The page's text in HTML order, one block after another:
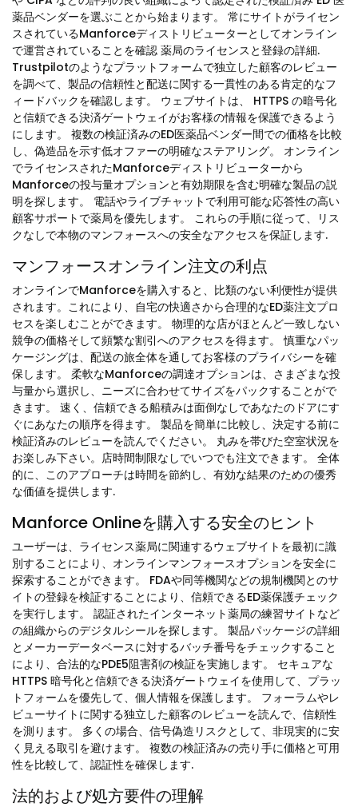
薬品ベンダーを選ぶことから始まります。 常にサイトがライセン
スされているManforceディストリビューターとしてオンライン
で運営されていることを確認 薬局のライセンスと登録の詳細.
Trustpilotのようなプラットフォームで独立した顧客のレビュー
を調べて、製品の信頼性と配送に関する一貫性のある肯定的なフ
ィードバックを確認します。 ウェブサイトは、 HTTPS の暗号化
と信頼できる決済ゲートウェイがお客様の情報を保護できるよう
にします。 複数の検証済みのED医薬品ベンダー間での価格を比較
し、偽造品を示す低オファーの明確なステアリング。 オンライン
でライセンスされたManforceディストリビューターから
Manforceの投与量オプションと有効期限を含む明確な製品の説
明を探します。 電話やライブチャットで利用可能な応答性の高い
顧客サポートで薬局を優先します。 これらの手順に従って、リス
クなしで本物のマンフォースへの安全なアクセスを保証します.
マンフォースオンライン注文の利点
オンラインでManforceを購入すると、比類のない利便性が提供
されます。これにより、自宅の快適さから合理的なED薬注文プロ
セスを楽しむことができます。 物理的な店がほとんど一致しない
競争の価格そして頻繁な割引へのアクセスを得ます。 慎重なパッ
ケージングは、配送の旅全体を通してお客様のプライバシーを確
保します。 柔軟なManforceの調達オプションは、さまざまな投
与量から選択し、ニーズに合わせてサイズをパックすることがで
きます。 速く、信頼できる船積みは面倒なしであなたのドアにす
ぐにあなたの順序を得ます。 製品を簡単に比較し、決定する前に
検証済みのレビューを読んでください。 丸みを帯びた空室状況を
お楽しみ下さい。店時間制限なしでいつでも注文できます。 全体
的に、このアプローチは時間を節約し、有効な結果のための優秀
な価値を提供します.
Manforce Onlineを購入する安全のヒント
ユーザーは、ライセンス薬局に関連するウェブサイトを最初に識
別することにより、オンラインマンフォースオプションを安全に
探索することができます。 FDAや同等機関などの規制機関とのサ
イトの登録を検証することにより、信頼できるED薬保護チェック
を実行します。 認証されたインターネット薬局の練習サイトなど
の組織からのデジタルシールを探します。 製品パッケージの詳細
とメーカーデータベースに対するバッチ番号をチェックすること
により、合法的なPDE5阻害剤の検証を実施します。 セキュアな
HTTPS 暗号化と信頼できる決済ゲートウェイを使用して、プラッ
トフォームを優先して、個人情報を保護します。 フォーラムやレ
ビューサイトに関する独立した顧客のレビューを読んで、信頼性
を測ります。 多くの場合、信号偽造リスクとして、非現実的に安
く見える取引を避けます。 複数の検証済みの売り手に価格と可用
性を比較して、認証性を確保します.
法的および処方要件の理解